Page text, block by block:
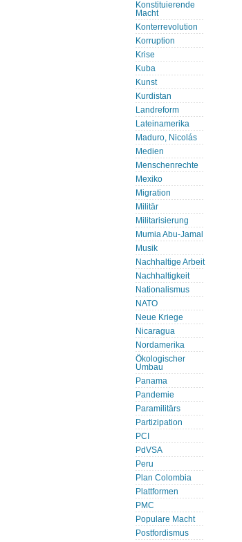
Konstituierende
Macht
Konterrevolution
Korruption
Krise
Kuba
Kunst
Kurdistan
Landreform
Lateinamerika
Maduro, Nicolás
Medien
Menschenrechte
Mexiko
Migration
Militär
Militarisierung
Mumia Abu-Jamal
Musik
Nachhaltige Arbeit
Nachhaltigkeit
Nationalismus
NATO
Neue Kriege
Nicaragua
Nordamerika
Ökologischer
Umbau
Panama
Pandemie
Paramilitärs
Partizipation
PCI
PdVSA
Peru
Plan Colombia
Plattformen
PMC
Populare Macht
Postfordismus